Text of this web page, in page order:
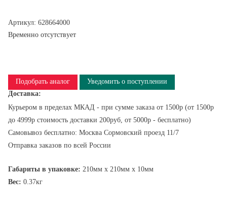
Артикул: 628664000
Временно отсутствует
Подобрать аналог
Уведомить о поступлении
Доставка:
Курьером в пределах МКАД - при сумме заказа от 1500р (от 1500р
до 4999р стоимость доставки 200руб, от 5000р - бесплатно)
Самовывоз бесплатно: Москва Сормовский проезд 11/7
Отправка заказов по всей России
Габариты в упаковке: 210мм x 210мм x 10мм
Вес: 0.37кг